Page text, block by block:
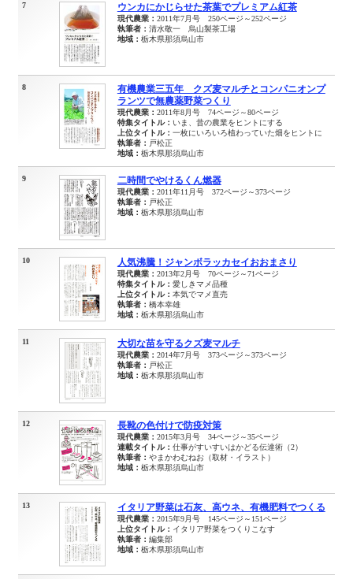
7 ウンカにかじらせた茶葉でプレミアム紅茶
現代農業： 2011年7月号 250ページ～252ページ
執筆者： 清水敬一 烏山製茶工場
地域： 栃木県那須烏山市
8
有機農業三五年 クズ麦マルチとコンパニオンプ
ランツで無農薬野菜つくり
現代農業： 2011年8月号 74ページ～80ページ
特集タイトル： いま、昔の農業をヒントにする
上位タイトル： 一枚にいろいろ植わっていた畑をヒントに
執筆者： 戸松正
地域： 栃木県那須烏山市
9 二時間でやけるくん燃器
現代農業： 2011年11月号 372ページ～373ページ
執筆者： 戸松正
地域： 栃木県那須烏山市
10 人気沸騰！ジャンボラッカセイおおまさり
現代農業： 2013年2月号 70ページ～71ページ
特集タイトル： 愛しきマメ品種
上位タイトル： 本気でマメ直売
執筆者： 橋本幸雄
地域： 栃木県那須烏山市
11 大切な苗を守るクズ麦マルチ
現代農業： 2014年7月号 373ページ～373ページ
執筆者： 戸松正
地域： 栃木県那須烏山市
12 長靴の色付けで防疫対策
現代農業： 2015年3月号 34ページ～35ページ
連載タイトル： 仕事がすいすいはかどる伝達術（2）
執筆者： やまかわむねお（取材・イラスト）
地域： 栃木県那須烏山市
13 イタリア野菜は石灰、高ウネ、有機肥料でつくる
現代農業： 2015年9月号 145ページ～151ページ
上位タイトル： イタリア野菜をつくりこなす
執筆者： 編集部
地域： 栃木県那須烏山市